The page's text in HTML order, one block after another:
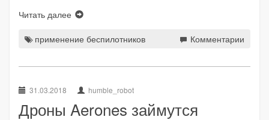
Читать далее
применение беспилотников Комментарии
31.03.2018 humble_robot
Дроны Aerones займутся